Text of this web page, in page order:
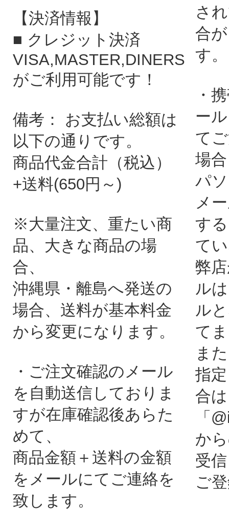
【決済情報】
■ クレジット決済
VISA,MASTER,DINERS
がご利用可能です！
備考： お支払い総額は
以下の通りです。
商品代金合計（税込）
+送料(650円～)
※大量注文、重たい商
品、大きな商品の場
合、
沖縄県・離島へ発送の
場合、送料が基本料金
から変更になります。
・ご注文確認のメール
を自動送信しておりま
すが在庫確認後あらた
めて、
商品金額＋送料の金額
をメールにてご連絡を
致します。
さ
合
す。
・
ー
て
場合
パ
メ
す
て
弊
ル
ル
て
ま
指
合
「
か
受
ご